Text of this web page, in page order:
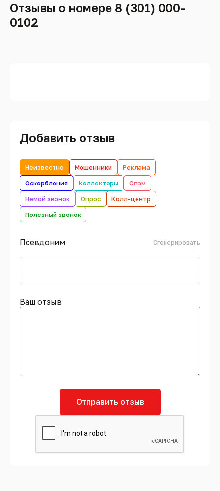
Отзывы о номере 8 (301) 000-
0102
Добавить отзыв
Неизвестно Мошенники
Реклама
Оскорбления
Коллекторы
Спам
Немой звонок
Опрос
Колл-центр
Полезный звонок
Псевдоним Сгенерировать
Ваш отзыв
Отправить отзыв